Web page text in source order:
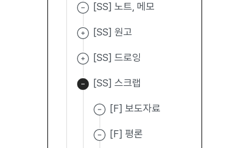
[SS] 노트, 메모
[SS] 원고
[SS] 드로잉
[SS] 스크랩
[F] 보도자료
[F] 평론